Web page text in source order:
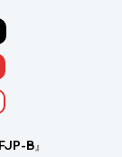
」、
るのかわから
せください。
B』